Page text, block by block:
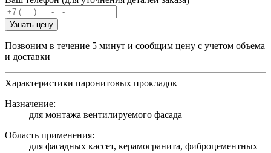
Узнать цену
Позвоним в течение 5 минут и сообщим цену с учетом объема
и доставки
Характеристики паронитовых прокладок
Назначение:
для монтажа вентилируемого фасада
Область применения:
для фасадных кассет, керамогранита, фиброцементных